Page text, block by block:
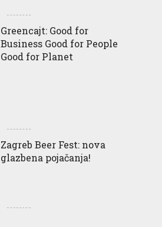
Greencajt: Good for
Business Good for People
Good for Planet
Zagreb Beer Fest: nova
glazbena pojačanja!